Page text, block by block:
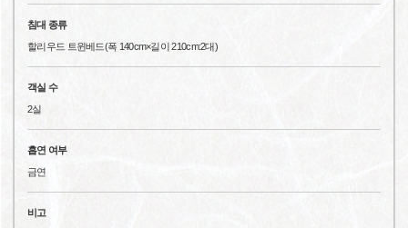
침대 종류
할리우드 트윈베드(폭 140cm×길이 210cm:2대)
객실 수
2실
흡연 여부
금연
비고